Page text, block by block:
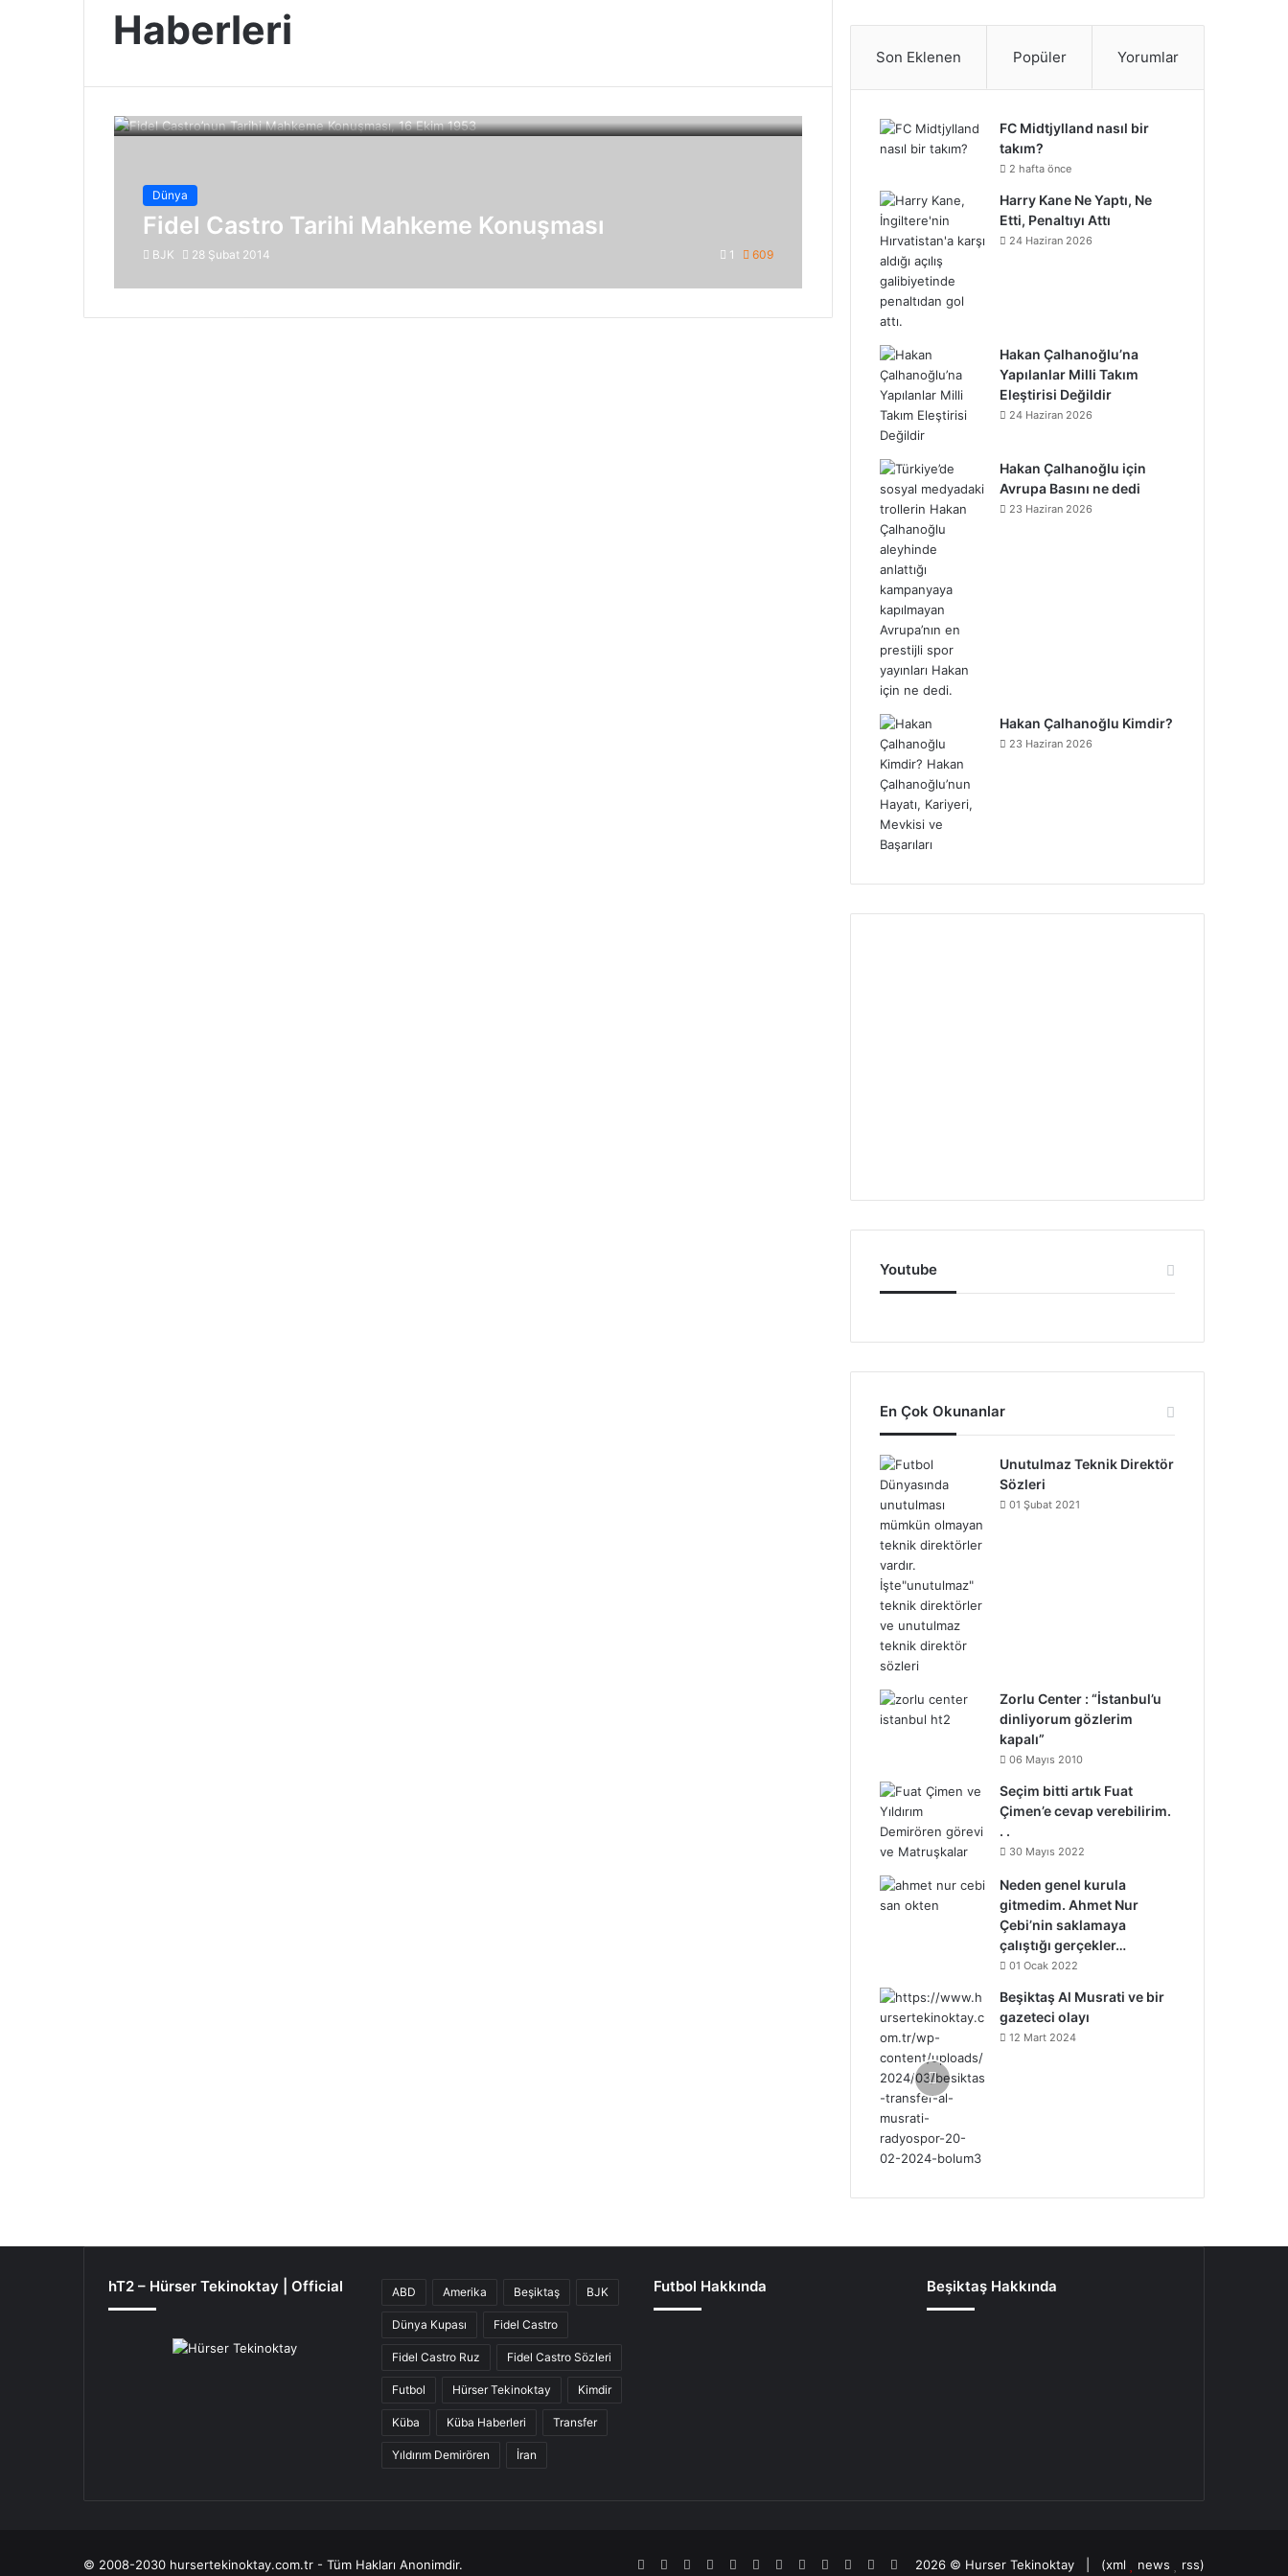
Haberleri
Dünya
Fidel Castro Tarihi Mahkeme Konuşması
BJK 28 Şubat 2014 1 609
o
o
k
e
r
r
e
s
t
d
n
b
r
s
t
a
r
a
m
o
t
i
y
T
o
r
e
o
n
Son Eklenen Popüler Yorumlar
FC Midtjylland nasıl bir
takım?
2 hafta önce
Harry Kane Ne Yaptı, Ne
Etti, Penaltıyı Attı
24 Haziran 2026
Hakan Çalhanoğlu’na
Yapılanlar Milli Takım
Eleştirisi Değildir
24 Haziran 2026
Hakan Çalhanoğlu için
Avrupa Basını ne dedi
23 Haziran 2026
Hakan Çalhanoğlu Kimdir?
23 Haziran 2026
Youtube
En Çok Okunanlar
Unutulmaz Teknik Direktör
Sözleri
01 Şubat 2021
Zorlu Center : “İstanbul’u
dinliyorum gözlerim
kapalı”
06 Mayıs 2010
Seçim bitti artık Fuat
Çimen’e cevap verebilirim.
. .
30 Mayıs 2022
Neden genel kurula
gitmedim. Ahmet Nur
Çebi’nin saklamaya
çalıştığı gerçekler…
01 Ocak 2022
Beşiktaş Al Musrati ve bir
gazeteci olayı
12 Mart 2024
hT2 – Hürser Tekinoktay | Official ABD Amerika Beşiktaş BJK
Dünya Kupası Fidel Castro
Fidel Castro Ruz Fidel Castro Sözleri
Futbol Hürser Tekinoktay Kimdir
Küba Küba Haberleri Transfer
Yıldırım Demirören İran
Futbol Hakkında Beşiktaş Hakkında
© 2008-2030 hursertekinoktay.com.tr - Tüm Hakları Anonimdir. 2026 © Hurser Tekinoktay | (xml news rss)
RSS Facebook
TwitterPinterestLinkedInYouTubeTumblrSoundCloud
Instagram
SpotifyTikTokPatreon